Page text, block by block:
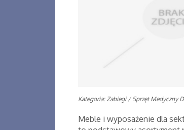
Kategoria: Zabiegi / Sprzęt Medyczny
Meble i wyposażenie dla